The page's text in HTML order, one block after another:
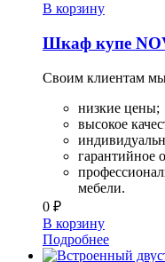
В корзину
Шкаф купе
Своим клиентам
низкие цены;
высокое
гарантийное
мебели.
0 ₽
В корзину
Подробнее